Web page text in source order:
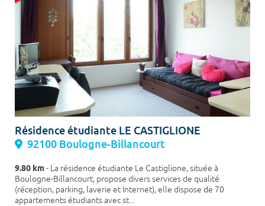
Résidence étudiante LE CASTIGLIONE
92100 Boulogne-Billancourt
9.80 km- La résidence étudiante Le Castiglione, située à
Boulogne-Billancourt, propose divers services de qualité
(réception, parking, laverie et Internet), elle dispose de 70
appartements étudiants avec st...